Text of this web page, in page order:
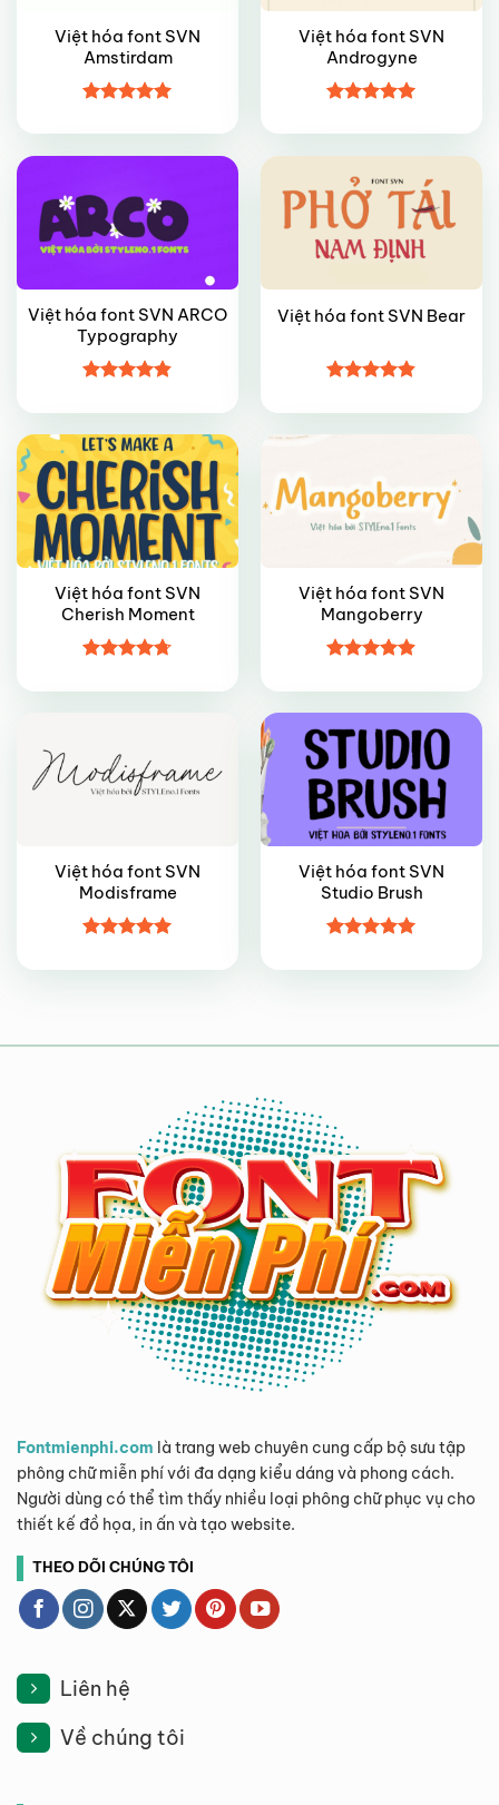
Việt hóa font SVN
Amstirdam
hạng55
sao
Việt hóa font SVN
Androgyne
hạng55
sao
Việt hóa font SVN ARCO
Typography
hạng4.85
sao
Việt hóa font SVN Bear
hạng4.85
Việt hóa font SVN
Cherish Moment
hạng4.75
Việt hóa font SVN
Mangoberry
hạng4.95
sao
Việt hóa font SVN
Modisframe
hạng55
Việt hóa font SVN
Studio Brush
hạng55
Fontmienphi.com là trang web chuyên cung cấp bộ sưu tập
phông chữ miễn phí với đa dạng kiểu dáng và phong cách.
Người dùng có thể tìm thấy nhiều loại phông chữ phục vụ cho
thiết kế đồ họa, in ấn và tạo website.
THEO DÕI CHÚNG TÔI
Liên hệ
Về chúng tôi